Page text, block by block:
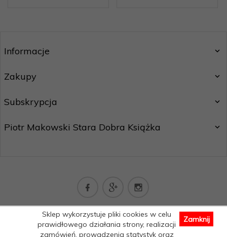
Informacje
Zakupy
Subskrypcja
Piotr Makowski Stara Dobra Książka
kontakt@staradobraksiazka.pl
Informacja o cookies | sklep internetowy RedCart.pl
Sklep wykorzystuje pliki cookies w celu
prawidłowego działania strony, realizacji
zamówień, prowadzenia statystyk oraz
Zamknij